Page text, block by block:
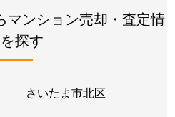
マンション売却・査定情
探す
さいたま市北区